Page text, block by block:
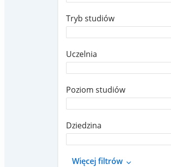
Tryb studiów
Uczelnia
Poziom studiów
Dziedzina
Więcej filtrów